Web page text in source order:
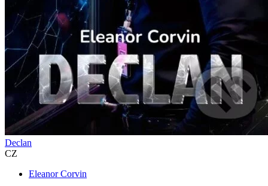
Declan
CZ
Eleanor Corvin